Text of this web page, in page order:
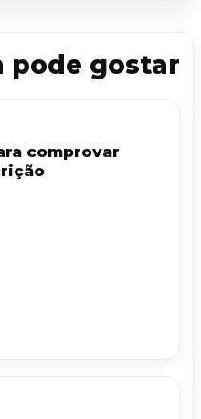
pode gostar
comprovar